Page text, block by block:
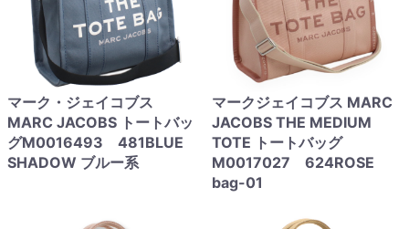
マーク・ジェイコブス
MARC JACOBS トートバッ
グM0016493 481BLUE
SHADOW ブルー系
マークジェイコブス MARC
JACOBS THE MEDIUM
TOTE トートバッグ
M0017027 624ROSE
bag-01